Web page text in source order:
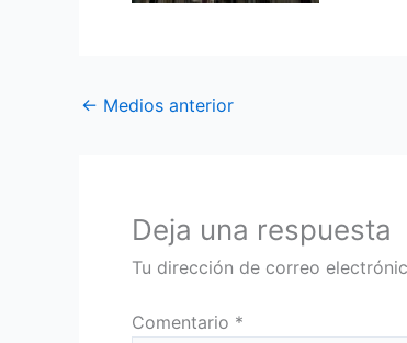
← Medios anterior
Deja una respuesta
Tu dirección de correo
Comentario *